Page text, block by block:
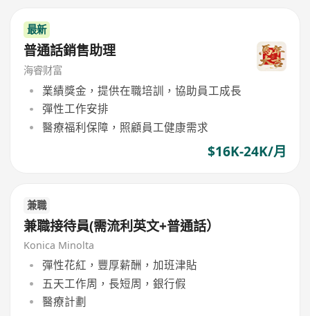
最新
普通話銷售助理
海睿财富
業績獎金，提供在職培訓，協助員工成長
彈性工作安排
醫療福利保障，照顧員工健康需求
$16K-24K/月
兼職
兼職接待員(需流利英文+普通話）
Konica Minolta
彈性花紅，豐厚薪酬，加班津貼
五天工作周，長短周，銀行假
醫療計劃